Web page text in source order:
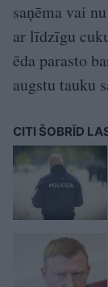
saņēma vai
ar līdzīgu
ēda parasto
augstu tauku
CITI ŠOBRĪD